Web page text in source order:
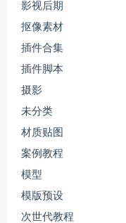
影视后期
抠像素材
插件合集
插件脚本
摄影
未分类
材质贴图
案例教程
模型
模版预设
次世代教程